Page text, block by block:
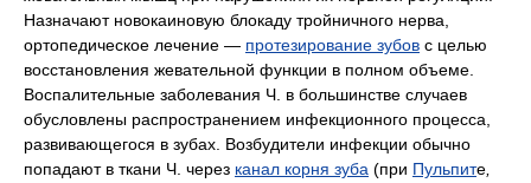
Назначают новокаиновую блокаду тройничного нерва,
ортопедическое лечение — протезирование зубов с целью
восстановления жевательной функции в полном объеме.
Воспалительные заболевания Ч. в большинстве случаев
обусловлены распространением инфекционного процесса,
развивающегося в зубах. Возбудители инфекции обычно
попадают в ткани Ч. через канал корня зуба (при Пульпите,